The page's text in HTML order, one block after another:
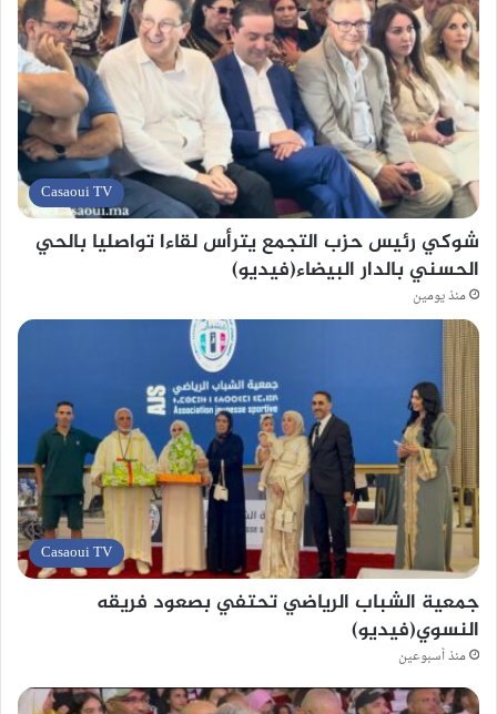
Casaoui TV
شوكي رئيس حزب التجمع يترأس لقاءا تواصليا بالحي
الحسني بالدار البيضاء(فيديو)
منذ يومين
Casaoui TV
جمعية الشباب الرياضي تحتفي بصعود فريقه
النسوي(فيديو)
منذ أسبوعين